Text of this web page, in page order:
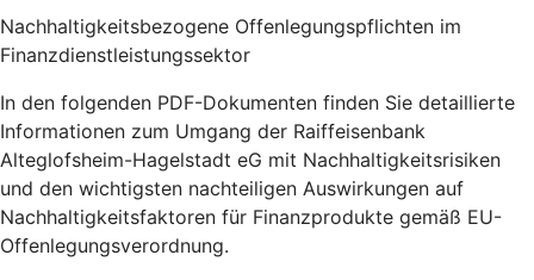
Nachhaltigkeitsbezogene Offenlegungspflichten im
Finanzdienstleistungssektor
In den folgenden PDF-Dokumenten finden Sie detaillierte
Informationen zum Umgang der Raiffeisenbank
Alteglofsheim-Hagelstadt eG mit Nachhaltigkeitsrisiken
und den wichtigsten nachteiligen Auswirkungen auf
Nachhaltigkeitsfaktoren für Finanzprodukte gemäß EU-
Offenlegungsverordnung.